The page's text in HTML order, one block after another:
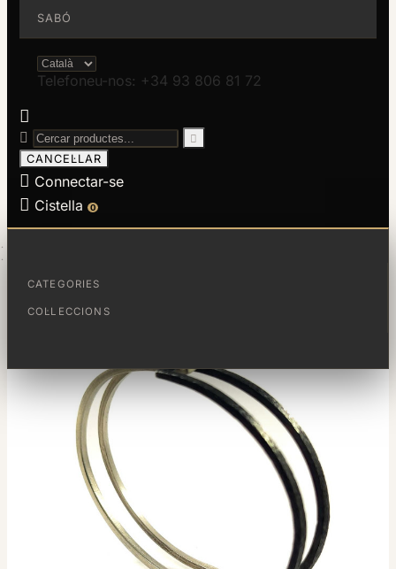
CATEGORIES
COL·LECCIONS
SABÓ
Telefoneu-nos: +34 93 806 81 72



CANCEL·LAR
 Connectar-se
 Cistella 0